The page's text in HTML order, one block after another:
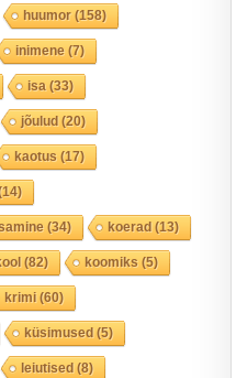
huumor(158)
inimene (7)
isa (33)
jõulud(20)
kaotus (17)
(34) koerad(13)
(82) koomiks (5)
krimi(60)
küsimused(5)
leiutised(8)